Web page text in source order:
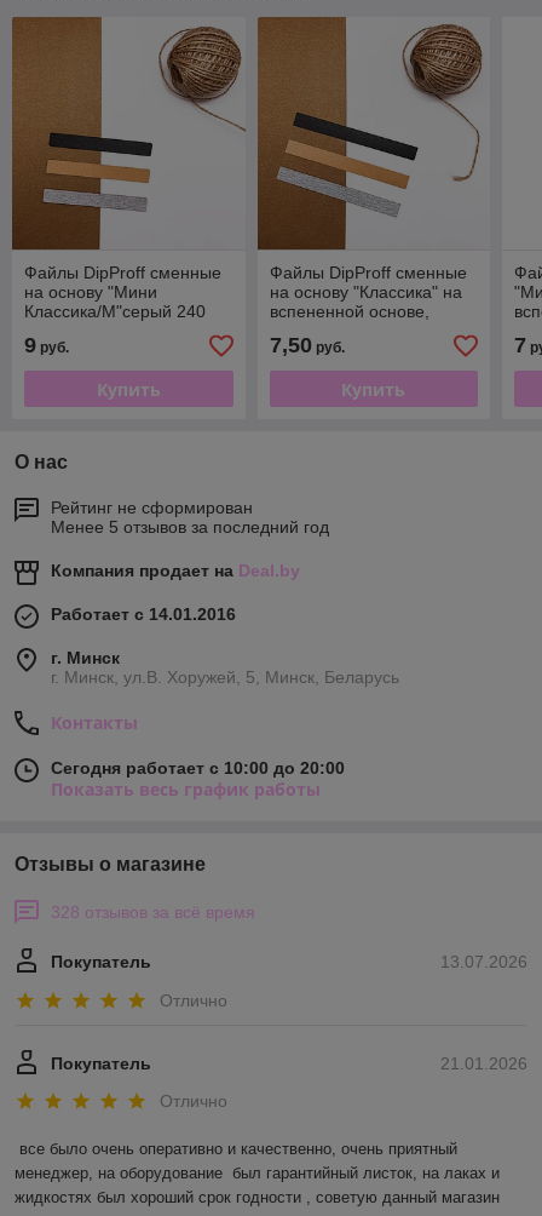
Файлы DipProff сменные
на основу "Мини
Классика/М"серый 240
9 руб.
Купить
Файлы DipProff сменные
на основу "Классика" на
вспененной основе,
7,50руб.
Купить
7
О нас
Рейтинг не сформирован
Менее 5 отзывов за последний год
Компания продает на Deal.by
Работает с 14.01.2016
г. Минск
г. Минск, ул.В. Хоружей, 5, Минск, Беларусь
Контакты
Сегодня работает с 10:00 до 20:00
Показать весь график работы
Отзывы о магазине
328 отзывов за всё время
13.07.2026
Покупатель
Отлично
21.01.2026
Покупатель
Отлично
все было очень оперативно и качественно, очень приятный
менеджер, на оборудование  был гарантийный листок, на лаках и
жидкостях был хороший срок годности , советую данный магазин